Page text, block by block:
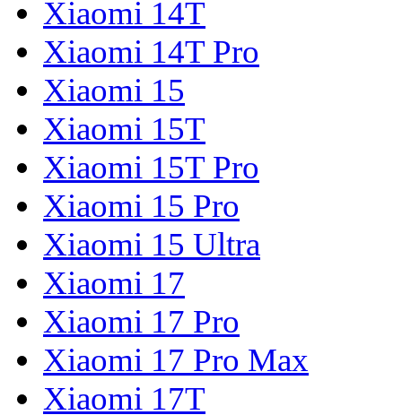
Xiaomi 14T
Xiaomi 14T Pro
Xiaomi 15
Xiaomi 15T
Xiaomi 15T Pro
Xiaomi 15 Pro
Xiaomi 15 Ultra
Xiaomi 17
Xiaomi 17 Pro
Xiaomi 17 Pro Max
Xiaomi 17T